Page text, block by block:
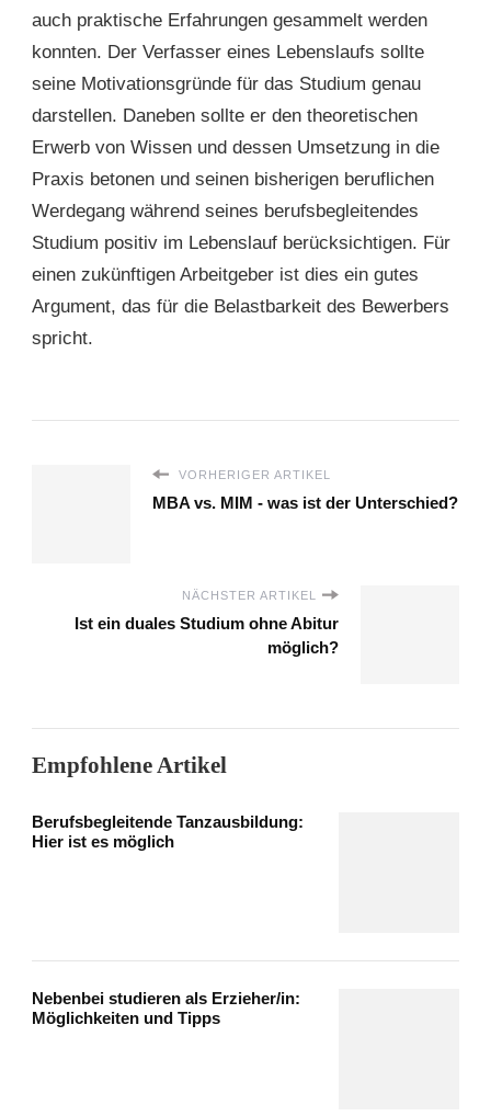
auch praktische Erfahrungen gesammelt werden
konnten. Der Verfasser eines Lebenslaufs sollte
seine Motivationsgründe für das Studium genau
darstellen. Daneben sollte er den theoretischen
Erwerb von Wissen und dessen Umsetzung in die
Praxis betonen und seinen bisherigen beruflichen
Werdegang während seines berufsbegleitendes
Studium positiv im Lebenslauf berücksichtigen. Für
einen zukünftigen Arbeitgeber ist dies ein gutes
Argument, das für die Belastbarkeit des Bewerbers
spricht.
VORHERIGER ARTIKEL
MBA vs. MIM - was ist der Unterschied?
NÄCHSTER ARTIKEL
Ist ein duales Studium ohne Abitur
möglich?
Empfohlene Artikel
Berufsbegleitende Tanzausbildung:
Hier ist es möglich
Nebenbei studieren als Erzieher/in:
Möglichkeiten und Tipps